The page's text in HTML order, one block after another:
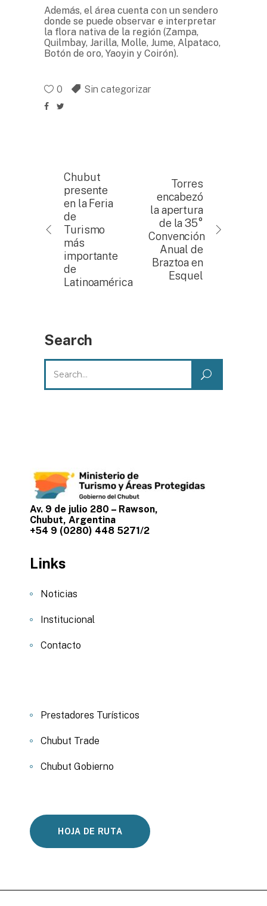
Además, el área cuenta con un sendero
donde se puede observar e interpretar
la flora nativa de la región (Zampa,
Quilmbay, Jarilla, Molle, Jume, Alpataco,
Botón de oro, Yaoyin y Coirón).
0 Sin categorizar
Chubut
presente
en la Feria
de
Turismo
más
importante
de
Latinoamérica
Torres
encabezó
la apertura
de la 35°
Convención
Anual de
Braztoa en
Esquel
Search
Search
for:
Av. 9 de julio 280 – Rawson,
Chubut, Argentina
+54 9 (0280) 448 5271/2
Links
Noticias
Institucional
Contacto
Prestadores Turísticos
Chubut Trade
Chubut Gobierno
HOJA DE RUTA